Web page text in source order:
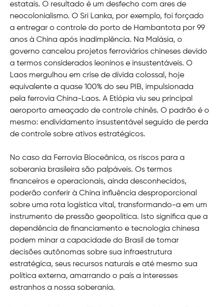
estatais. O resultado é um desfecho com ares de
neocolonialismo. O Sri Lanka, por exemplo, foi forçado
a entregar o controle do porto de Hambantota por 99
anos à China após inadimplência. Na Malásia, o
governo cancelou projetos ferroviários chineses devido
a termos considerados leoninos e insustentáveis. O
Laos mergulhou em crise de dívida colossal, hoje
equivalente a quase 100% do seu PIB, impulsionada
pela ferrovia China-Laos. A Etiópia viu seu principal
aeroporto ameaçado de controle chinês. O padrão é o
mesmo: endividamento insustentável seguido de perda
de controle sobre ativos estratégicos.
No caso da Ferrovia Bioceânica, os riscos para a
soberania brasileira são palpáveis. Os termos
financeiros e operacionais, ainda desconhecidos,
poderão conferir à China influência desproporcional
sobre uma rota logística vital, transformando-a em um
instrumento de pressão geopolítica. Isto significa que a
dependência de financiamento e tecnologia chinesa
podem minar a capacidade do Brasil de tomar
decisões autônomas sobre sua infraestrutura
estratégica, seus recursos naturais e até mesmo sua
política externa, amarrando o país a interesses
estranhos a nossa soberania.